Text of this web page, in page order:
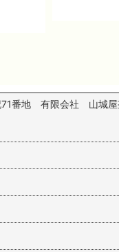
番地 有限会社 山城